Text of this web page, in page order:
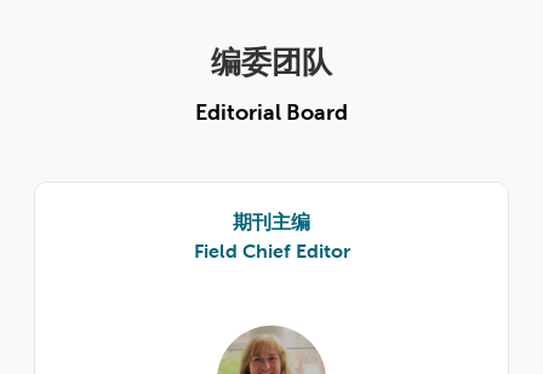
编委团队
Editorial Board
期刊主编
Field Chief Editor